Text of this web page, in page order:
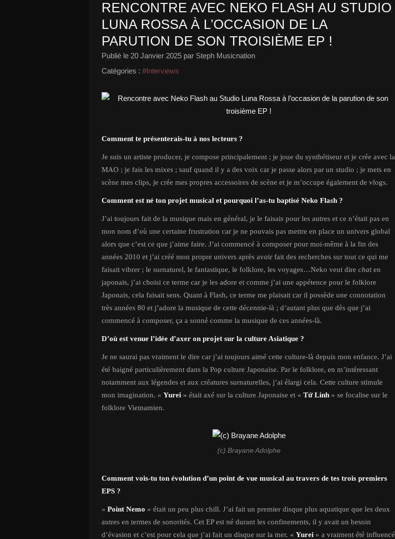
RENCONTRE AVEC NEKO FLASH AU STUDIO
LUNA ROSSA À L’OCCASION DE LA
PARUTION DE SON TROISIÈME EP !
Publié le 20 Janvier 2025 par Steph Musicnation
Catégories : #Interviews
Comment te présenterais-tu à nos lecteurs ?
Je suis un artiste producer, je compose principalement ; je joue du synthétiseur et je crée avec la
MAO ; je fais les mixes ; sauf quand il y a des voix car je passe alors par un studio ; je mets en
scène mes clips, je crée mes propres accessoires de scène et je m’occupe également de vlogs.
Comment est né ton projet musical et pourquoi l’as-tu baptisé Neko Flash ?
J’ai toujours fait de la musique mais en général, je le faisais pour les autres et ce n’était pas en
mon nom d’où une certaine frustration car je ne pouvais pas mettre en place un univers global
alors que c’est ce que j’aime faire. J’ai commencé à composer pour moi-même à la fin des
années 2010 et j’ai créé mon propre univers après avoir fait des recherches sur tout ce qui me
faisait vibrer ; le surnaturel, le fantastique, le folklore, les voyages…Neko veut dire chaten
japonais, j’ai choisi ce terme car je les adore et comme j’ai une appétence pour le folklore
Japonais, cela faisait sens. Quant à Flash, ce terme me plaisait car il possède une connotation
très années 80 et j’adore la musique de cette décennie-là ; d’autant plus que dès que j’ai
commencé à composer, ça a sonné comme la musique de ces années-là.
D’où est venue l’idée d’axer on projet sur la culture Asiatique ?
Je ne saurai pas vraiment le dire car j’ai toujours aimé cette culture-là depuis mon enfance. J’ai
été baigné particulièrement dans la Pop culture Japonaise. Par le folklore, en m’intéressant
notamment aux légendes et aux créatures surnaturelles, j’ai élargi cela. Cette culture stimule
mon imagination. « Yurei » était axé sur la culture Japonaise et « Tứ Linh » se focalise sur le
folklore Vietnamien.
(c) Brayane Adolphe
Comment vois-tu ton évolution d’un point de vue musical au travers de tes trois premiers
EPS ?
« Point Nemo » était un peu plus chill. J’ai fait un premier disque plus aquatique que les deux
autres en termes de sonorités. Cet EP est né durant les confinements, il y avait un besoin
d’évasion et c’est pour cela que j’ai fait un disque sur la mer. « Yurei » a vraiment été influencé